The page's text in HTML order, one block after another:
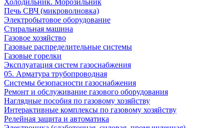
Холодильник. Морозильник
Печь СВЧ (микроволновка)
Электробытовое оборудование
Стиральная машина
Газовое хозяйство
Газовые распределительные системы
Газовые горелки
Эксплуатация систем газоснабжения
05. Арматура трубопроводная
Системы безопасности газоснабжения
Ремонт и обслуживание газового оборудования
Наглядные пособия по газовому хозяйству
Интерактивные комплексы по газовому хозяйству
Релейная защита и автоматика